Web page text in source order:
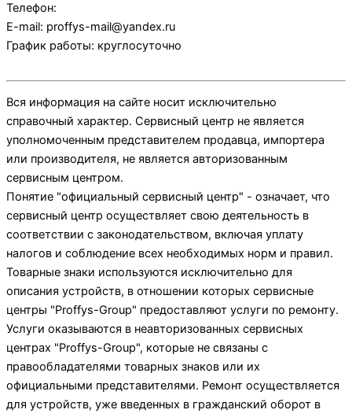
Телефон:
E-mail: proffys-mail@yandex.ru
График работы: круглосуточно
Вся информация на сайте носит исключительно
справочный характер. Сервисный центр не является
уполномоченным представителем продавца, импортера
или производителя, не является авторизованным
сервисным центром.
Понятие "официальный сервисный центр" - означает, что
сервисный центр осуществляет свою деятельность в
соответствии с законодательством, включая уплату
налогов и соблюдение всех необходимых норм и правил.
Товарные знаки используются исключительно для
описания устройств, в отношении которых сервисные
центры "Proffys-Group" предоставляют услуги по ремонту.
Услуги оказываются в неавторизованных сервисных
центрах "Proffys-Group", которые не связаны с
правообладателями товарных знаков или их
официальными представителями. Ремонт осуществляется
для устройств, уже введенных в гражданский оборот в